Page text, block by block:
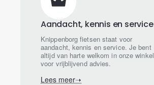
Aandacht, kennis en service
Knippenborg fietsen staat voor
aandacht, kennis en service. Je bent
altijd van harte welkom in onze winkel
voor vrijblijvend advies.
Lees meer➝